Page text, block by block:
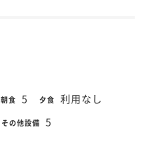
朝食 5 夕食 利用なし
その他設備 5